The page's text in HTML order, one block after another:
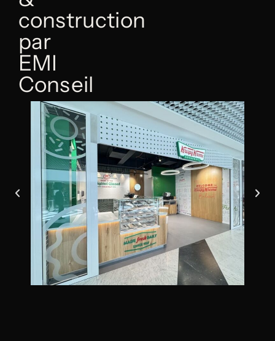
construction
par
EMI
Conseil